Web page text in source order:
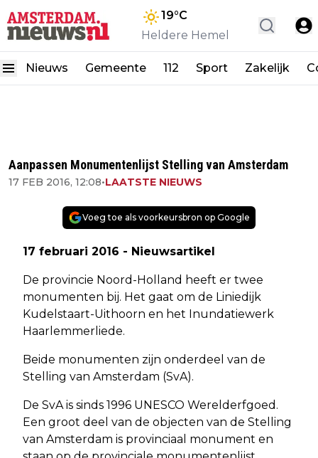
19°C
Heldere Hemel
Nieuws Gemeente 112 Sport Zakelijk
Aanpassen Monumentenlijst Stelling van Amsterdam
17 FEB 2016, 12:08•LAATSTE NIEUWS
Voeg toe als voorkeursbron op Google
17 februari 2016 - Nieuwsartikel
De provincie Noord-Holland heeft er twee
monumenten bij. Het gaat om de Liniedijk
Kudelstaart-Uithoorn en het Inundatiewerk
Haarlemmerliede.
Beide monumenten zijn onderdeel van de
Stelling van Amsterdam (SvA).
De SvA is sinds 1996 UNESCO Werelderfgoed.
Een groot deel van de objecten van de Stelling
van Amsterdam is provinciaal monument en